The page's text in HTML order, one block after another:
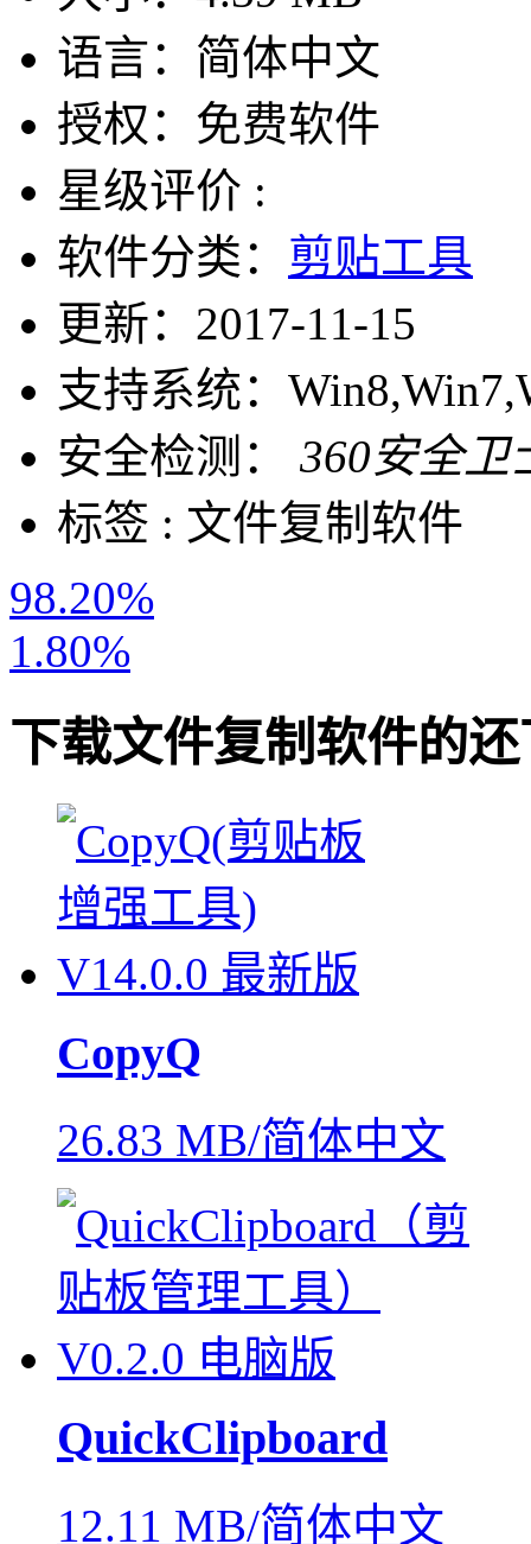
语言： 简体中文
授权： 免费软件
星级评价 :
软件分类： 剪贴工具
更新： 2017-11-15
支持系统：
安全检测：
360安全卫
标签 : 文件复制软件
98.20%
1.80%
下载文件复制软件的
CopyQ
26.83 MB/简体中文
QuickClipboard
12.11 MB/简体中文